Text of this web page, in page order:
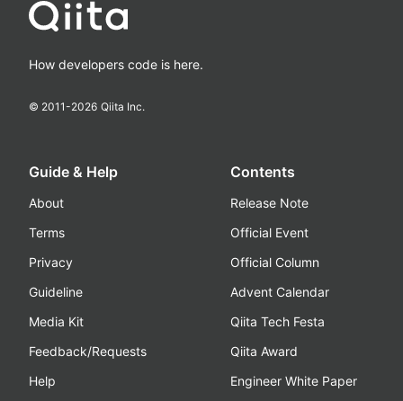
How developers code is here.
© 2011-2026 Qiita Inc.
Guide & Help
About
Terms
Privacy
Guideline
Media Kit
Feedback/Requests
Help
Contents
Release Note
Official Event
Official Column
Advent Calendar
Qiita Tech Festa
Qiita Award
Engineer White Paper